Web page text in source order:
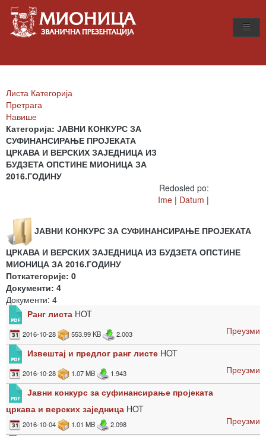
Листа Категорија
Претрага
Навише
Категорија: ЈАВНИ КОНКУРС ЗА
СУФИНАНСИРАЊЕ ПРОЈЕКАТА
ЦРКАВА И ВЕРСКИХ ЗАЈЕДНИЦА ИЗ
БУДЗЕТА ОПСТИНЕ МИОНИЦА ЗА
2016.ГОДИНУ
Redosled po:
Ime | Datum |
ЈАВНИ КОНКУРС ЗА СУФИНАНСИРАЊЕ ПРОЈЕКАТА
ЦРКАВА И ВЕРСКИХ ЗАЈЕДНИЦА ИЗ БУДЗЕТА ОПСТИНЕ
МИОНИЦА ЗА 2016.ГОДИНУ
Поткатегорије: 0
Документи: 4
Документи: 4
Ранг листа HOT
2016-10-28 553.99 KB 2.003
Преузми
Извештај и предлог ранг листе HOT
2016-10-28 1.07 MB 1.943
Преузми
Јавни конкурс за суфинансирање пројеката
цркава и верских заједница HOT
2016-10-04 1.01 MB 2.098
Преузми